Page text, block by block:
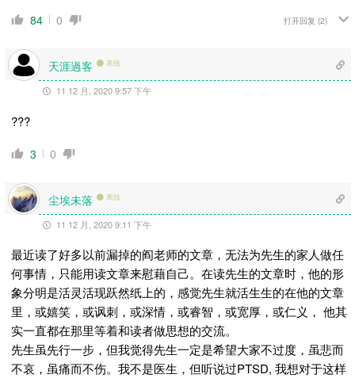
84 0 打开回复 (2)
天涯過客 离线
11 12 月, 2020 9:57 下午
???
3 0
尘埃未落 离线
11 12 月, 2020 9:11 下午
最近读了好多以前漏掉的阎老师的文章，无法为先生的家人做任
何事情，只能用读文章来慰藉自己。在读先生的文章时，他的形
象分明是活灵活现跃然纸上的，感觉先生就活生生的在他的文章
里，或嬉笑，或讽刺，或深情，或睿智，或宽厚，或仁义， 他其
实一直都在那里等着和读者做思想的交流。
先生虽先行一步，但我觉得先生一定是希望大家不过度，虽悲而
不哀，虽痛而不伤。我不是医生，但听说过PTSD, 我想对于这样